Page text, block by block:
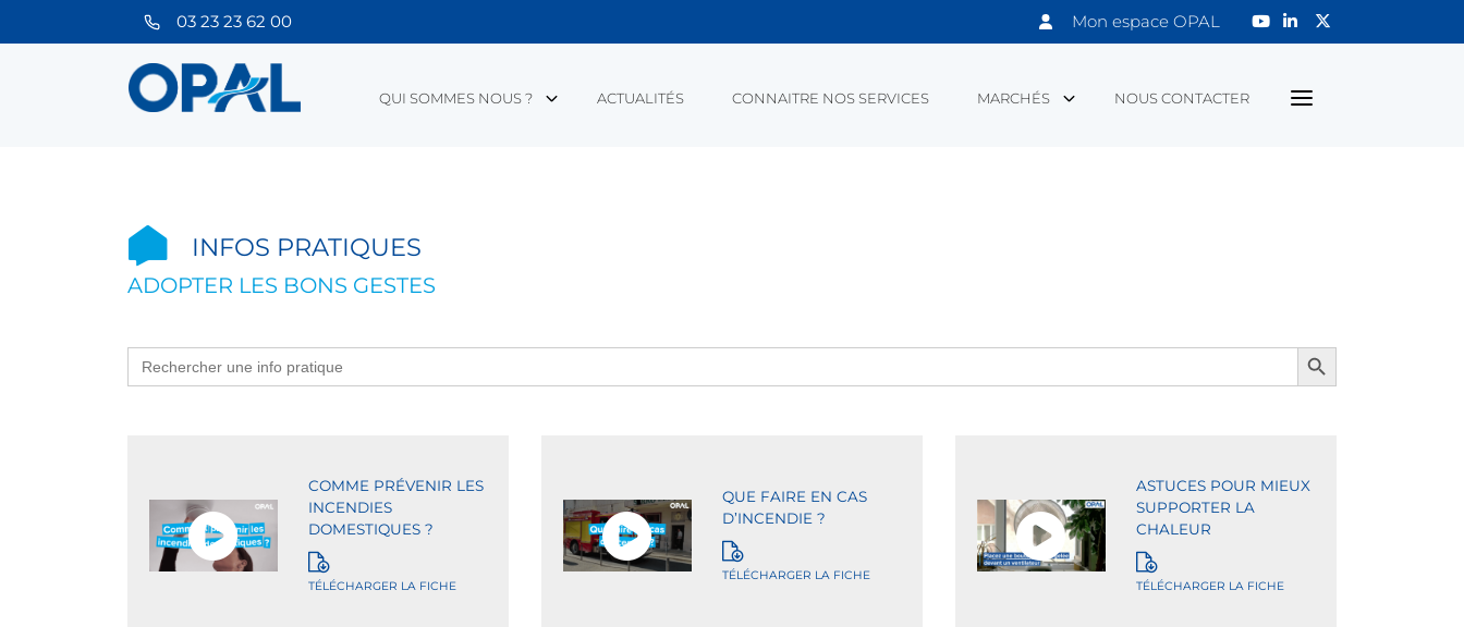
03 23 23 62 00 Mon espace OPAL
QUI SOMMES NOUS ? ACTUALITÉS CONNAITRE NOS SERVICES MARCHÉS NOUS CONTACTER
INFOS PRATIQUES
ADOPTER LES BONS GESTES
Search
for:
Search Button
COMME PRÉVENIR LES
INCENDIES
DOMESTIQUES ?
TÉLÉCHARGER LA FICHE
QUE FAIRE EN CAS
D’INCENDIE ?
TÉLÉCHARGER LA FICHE
ASTUCES POUR MIEUX
SUPPORTER LA
CHALEUR
TÉLÉCHARGER LA FICHE